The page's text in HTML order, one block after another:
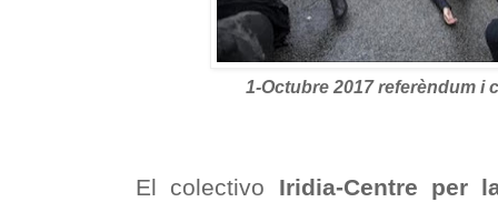
1-Octubre 2017 referèndum i
El colectivo Iridia-Centre per